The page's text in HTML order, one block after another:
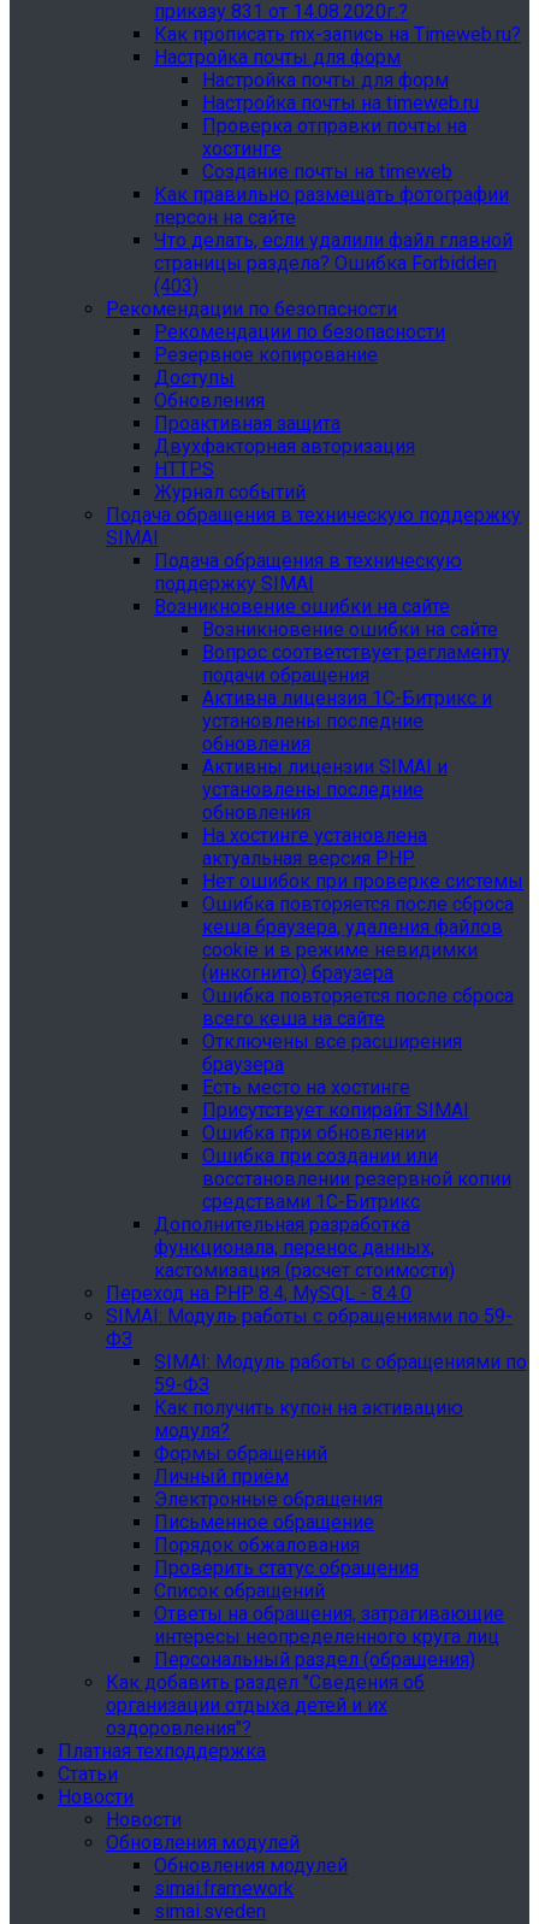
приказу 831 от 14.08.2020г.?
Как прописать mx-запись на Timeweb.ru?
Настройка почты для форм
Настройка почты для форм
Настройка почты на timeweb.ru
Проверка отправки почты на
хостинге
Создание почты на timeweb
Как правильно размещать фотографии
персон на сайте
Что делать, если удалили файл главной
страницы раздела? Ошибка Forbidden
(403)
Рекомендации по безопасности
Рекомендации по безопасности
Резервное копирование
Доступы
Обновления
Проактивная защита
Двухфакторная авторизация
HTTPS
Журнал событий
Подача обращения в техническую поддержку
SIMAI
Подача обращения в техническую
поддержку SIMAI
Возникновение ошибки на сайте
Возникновение ошибки на сайте
Вопрос соответствует регламенту
подачи обращения
Активна лицензия 1С-Битрикс и
установлены последние
обновления
Активны лицензии SIMAI и
установлены последние
обновления
На хостинге установлена
актуальная версия PHP
Нет ошибок при проверке системы
Ошибка повторяется после сброса
кеша браузера, удаления файлов
cookie и в режиме невидимки
(инкогнито) браузера
Ошибка повторяется после сброса
всего кеша на сайте
Отключены все расширения
браузера
Есть место на хостинге
Присутствует копирайт SIMAI
Ошибка при обновлении
Ошибка при создании или
восстановлении резервной копии
средствами 1С-Битрикс
Дополнительная разработка
функционала, перенос данных,
кастомизация (расчет стоимости)
Переход на PHP 8.4, MySQL - 8.4.0
SIMAI: Модуль работы с обращениями по 59-
ФЗ
SIMAI: Модуль работы с обращениями по
59-ФЗ
Как получить купон на активацию
модуля?
Формы обращений
Личный приём
Электронные обращения
Письменное обращение
Порядок обжалования
Проверить статус обращения
Список обращений
Ответы на обращения, затрагивающие
интересы неопределенного круга лиц
Персональный раздел (обращения)
Как добавить раздел "Сведения об
организации отдыха детей и их
оздоровления"?
Платная техподдержка
Статьи
Новости
Новости
Обновления модулей
Обновления модулей
simai.framework
simai.sveden